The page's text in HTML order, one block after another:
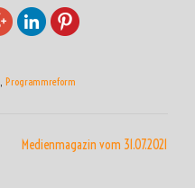
Programmreform
Medienmagazin vom 31.07.2021